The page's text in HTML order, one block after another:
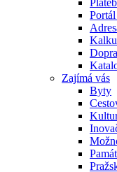
Portál
Zajímá vás
Byty